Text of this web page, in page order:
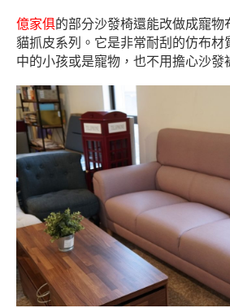
億家俱的部分沙發椅還能改做成寵物
貓抓皮系列。它是非常耐刮的仿布材
中的小孩或是寵物，也不用擔心沙發